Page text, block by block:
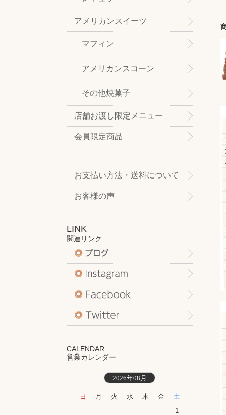
アメリカンスイーツ
マフィン
アメリカンスコーン
その他焼菓子
店舗お渡し限定メニュー
会員限定商品
お支払い方法・送料について
お客様の声
LINK
関連リンク
CALENDAR
営業カレンダー
2026年08月
日 月 火 水 木 金
土
1